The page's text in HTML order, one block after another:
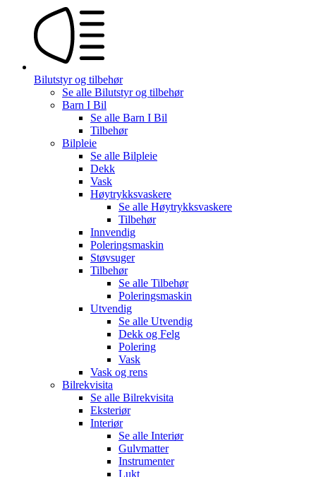
Bilutstyr og tilbehør
Se alle Bilutstyr og tilbehør
Barn I Bil
Se alle Barn I Bil
Tilbehør
Bilpleie
Se alle Bilpleie
Dekk
Vask
Høytrykksvaskere
Se alle Høytrykksvaskere
Tilbehør
Innvendig
Poleringsmaskin
Støvsuger
Tilbehør
Se alle Tilbehør
Poleringsmaskin
Utvendig
Se alle Utvendig
Dekk og Felg
Polering
Vask
Vask og rens
Bilrekvisita
Se alle Bilrekvisita
Eksteriør
Interiør
Se alle Interiør
Gulvmatter
Instrumenter
Lukt